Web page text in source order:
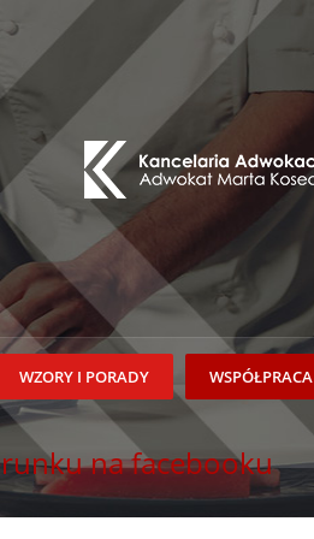
WSPÓŁPRACA
WZORY I PORADY
na facebooku